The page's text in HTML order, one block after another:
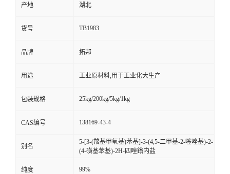
产地 湖北
货号 TB1983
品牌 拓邦
用途 工业原材料,用于工业化大生产
包装规格 25kg/200kg/5kg/1kg
CAS编号 138169-43-4
别名
5-[3-(羧基甲氧基)苯基]-3-(4,5-二甲基-2-噻唑基)-2-
(4-磺基苯基)-2H-四唑鎓内盐
纯度 99%